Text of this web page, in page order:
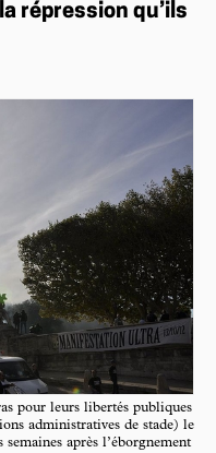
répression qu’ils
pour leurs libertés publiques
administratives de stade) le
après l’éborgnement